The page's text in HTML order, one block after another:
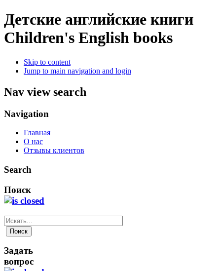
Детские английские книги
Children's English books
Skip to content
Jump to main navigation and login
Nav view search
Navigation
Главная
О нас
Отзывы клиентов
Search
Поиск
Задать
вопрос